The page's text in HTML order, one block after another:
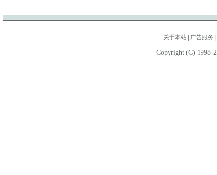
关于本站 广告服务
Copyright (C) 1998-